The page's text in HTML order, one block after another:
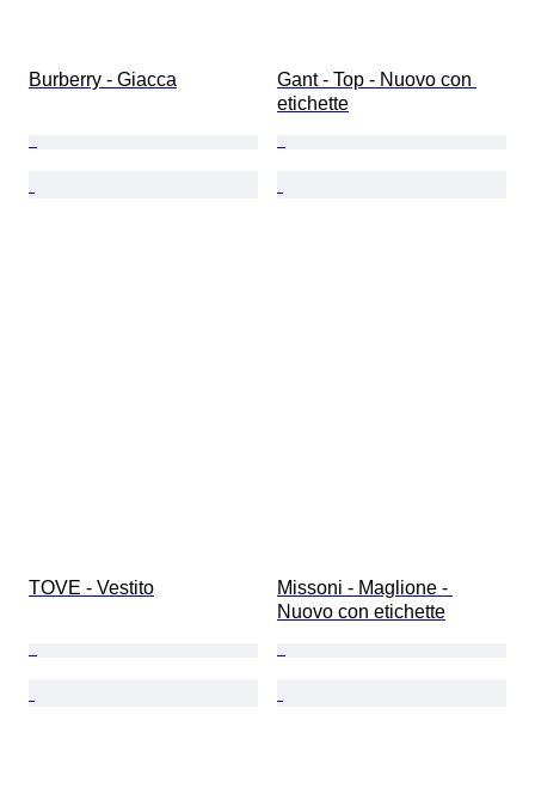
Burberry - Giacca
Gant - Top - Nuovo con
etichette
TOVE - Vestito
Missoni - Maglione -
Nuovo con etichette